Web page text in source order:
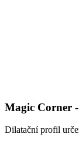
Magic Corner
Dilatační profil